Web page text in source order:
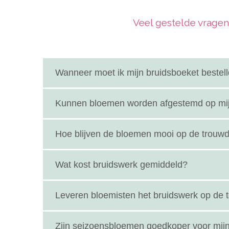
Veel gestelde
Wanneer moet ik mijn bruidsboeket
Het is slim om je bruidsboeket minimaal 6 tot 8
Kunnen bloemen worden afgestemd op
Zeker! Een goede bloemist kijkt naar jouw stijl,
Hoe blijven de bloemen mooi op de
Bloemisten gebruiken speciale technieken en
Wat kost bruidswerk gemiddeld?
Dat hangt af van je wensen. Een bruidsboeket
Leveren bloemisten het bruidswerk op de
Veel bloemisten in Overijssel bieden bezorging
Zijn seizoensbloemen goedkoper voor